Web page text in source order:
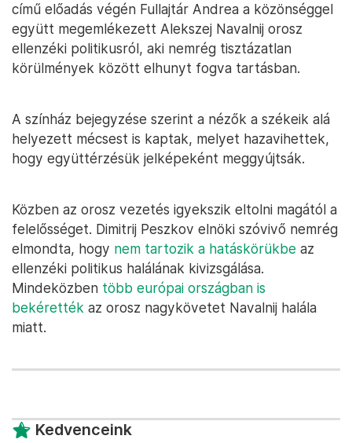
című előadás végén Fullajtár Andrea a közönséggel
együtt megemlékezett Alekszej Navalnij orosz
ellenzéki politikusról, aki nemrég tisztázatlan
körülmények között elhunyt fogva tartásban.
A színház bejegyzése szerint a nézők a székeik alá
helyezett mécsest is kaptak, melyet hazavihettek,
hogy együttérzésük jelképeként meggyújtsák.
Közben az orosz vezetés igyekszik eltolni magától a
felelősséget. Dimitrij Peszkov elnöki szóvivő nemrég
elmondta, hogy nem tartozik a hatáskörükbe az
ellenzéki politikus halálának kivizsgálása.
Mindeközben több európai országban is
bekérették az orosz nagykövetet Navalnij halála
miatt.
Kedvenceink